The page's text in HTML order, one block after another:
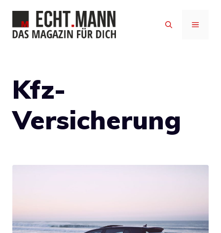
Inhalt
springen
MENÜ
Kfz-
Versicherung